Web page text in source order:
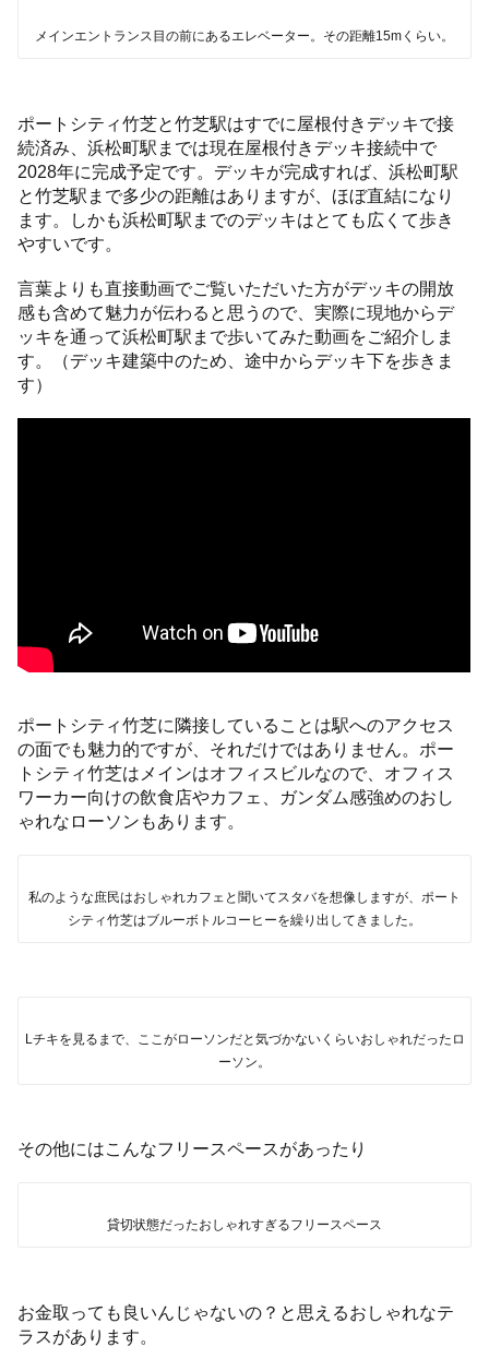
メインエントランス目の前にあるエレベーター。その距離15mくらい。
ポートシティ竹芝と竹芝駅はすでに屋根付きデッキで接
続済み、浜松町駅までは現在屋根付きデッキ接続中で
2028年に完成予定です。デッキが完成すれば、浜松町駅
と竹芝駅まで多少の距離はありますが、ほぼ直結になり
ます。しかも浜松町駅までのデッキはとても広くて歩き
やすいです。
言葉よりも直接動画でご覧いただいた方がデッキの開放
感も含めて魅力が伝わると思うので、実際に現地からデ
ッキを通って浜松町駅まで歩いてみた動画をご紹介しま
す。（デッキ建築中のため、途中からデッキ下を歩きま
す）
ポートシティ竹芝に隣接していることは駅へのアクセス
の面でも魅力的ですが、それだけではありません。ポー
トシティ竹芝はメインはオフィスビルなので、オフィス
ワーカー向けの飲食店やカフェ、ガンダム感強めのおし
ゃれなローソンもあります。
私のような庶民はおしゃれカフェと聞いてスタバを想像しますが、ポート
シティ竹芝はブルーボトルコーヒーを繰り出してきました。
Lチキを見るまで、ここがローソンだと気づかないくらいおしゃれだったロ
ーソン。
その他にはこんなフリースペースがあったり
貸切状態だったおしゃれすぎるフリースペース
お金取っても良いんじゃないの？と思えるおしゃれなテ
ラスがあります。